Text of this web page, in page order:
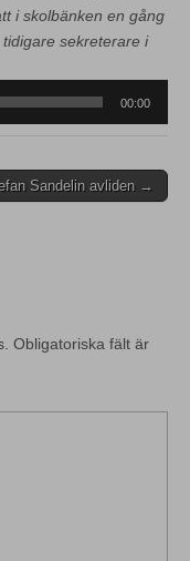
i skolbänken en gång
sekreterare i
00:00
Sandelin avliden →
Obligatoriska fält är